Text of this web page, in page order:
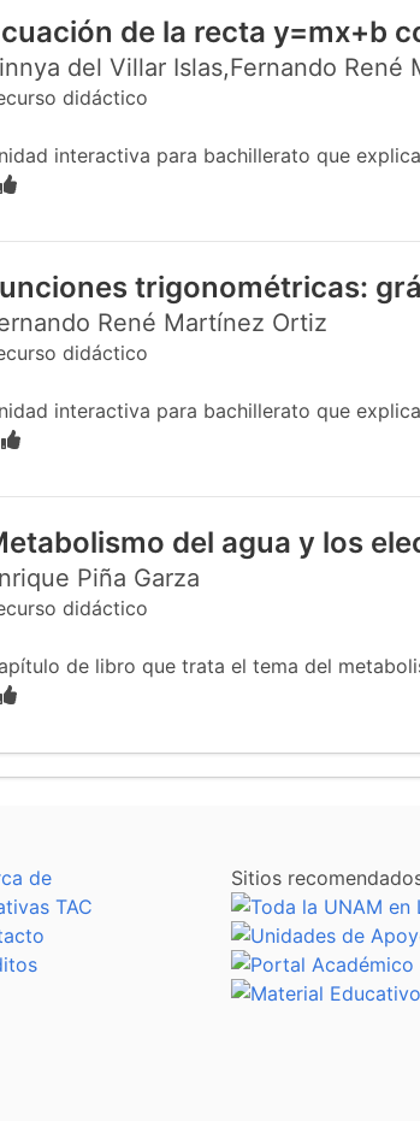
de la recta y=mx+b
del Villar Islas,Fernando René
didáctico
interactiva para bachillerato que
trigonométricas:
René Martínez Ortiz
didáctico
interactiva para bachillerato que
del agua y los
Piña Garza
didáctico
de libro que trata el tema del
de
TAC
Sitios